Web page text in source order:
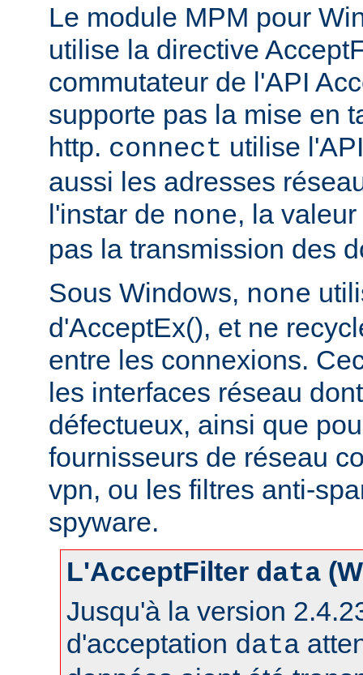
Le module MPM pour
utilise la directive
commutateur de l'API
supporte pas la mise en
http. connect utilise
aussi les adresses
l'instar de none, la valeur
pas la transmission des
Sous Windows, none
d'AcceptEx(), et ne
entre les connexions.
les interfaces réseau
défectueux, ainsi que
fournisseurs de réseau
vpn, ou les filtres anti-
spyware.
L'AcceptFilter data
Jusqu'à la version
d'acceptation data